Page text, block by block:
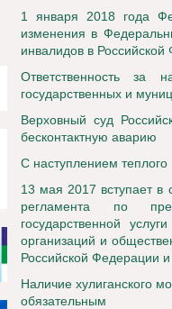
1 января 2018 года
изменения в
инвалидов в
Ответственность за
государственных и
Верховный суд
бесконтактную аварию
С наступлением
13 мая 2017 вступает в
регламента по
государственной
организаций и
Российской Федерации
Наличие хулиганского
обязательным